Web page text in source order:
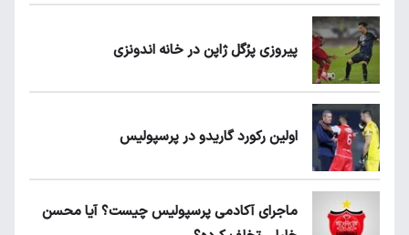
پیروزی پرُگل ژاپن در خانه اندونزی
اولین رکورد گاریدو در پرسپولیس
ماجرای آکادمی پرسپولیس چیست؟ آیا محسن